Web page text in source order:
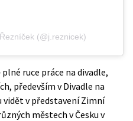
(@j.reznicek)
ruce práce na divadle,
především v Divadle na
vidět v představení Zimní
městech v Česku v